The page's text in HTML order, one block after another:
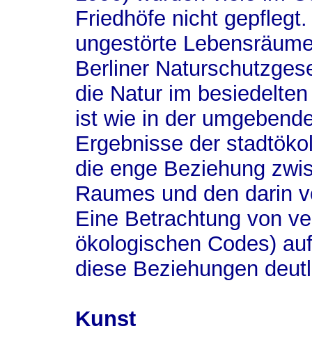
Friedhöfe nicht
ungestörte
Berliner
die Natur im
ist wie in der
Ergebnisse der
die enge Beziehung
Raumes und den darin
Eine Betrachtung von
ökologischen Codes)
diese Beziehungen
Kunst